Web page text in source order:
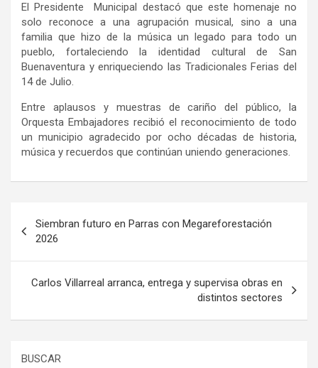
El Presidente Municipal destacó que este homenaje no
solo reconoce a una agrupación musical, sino a una
familia que hizo de la música un legado para todo un
pueblo, fortaleciendo la identidad cultural de San
Buenaventura y enriqueciendo las Tradicionales Ferias del
14 de Julio.
Entre aplausos y muestras de cariño del público, la
Orquesta Embajadores recibió el reconocimiento de todo
un municipio agradecido por ocho décadas de historia,
música y recuerdos que continúan uniendo generaciones.
de
entradas
Siembran futuro en Parras con Megareforestación
2026
Carlos Villarreal arranca, entrega y supervisa obras en
distintos sectores
BUSCAR